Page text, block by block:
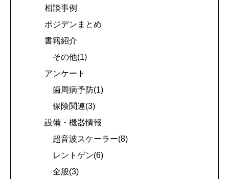
相談事例
ポジデンまとめ
書籍紹介
その他(1)
アンケート
歯周病予防(1)
保険関連(3)
設備・機器情報
超音波スケーラー(8)
レントゲン(6)
全般(3)